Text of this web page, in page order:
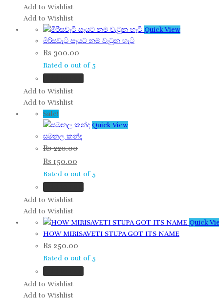
Add to Wishlist
Add to Wishlist
Quick View
මිරිසවැටි සෑයට නම වැටුන හැටි
Rs 300.00
Rated 0 out of 5
Add to Wishlist
Add to Wishlist
Sale!
Quick View
සමනල කන්ද
Rs220.00
Rs 150.00
Rated 0 out of 5
Add to Wishlist
Add to Wishlist
Quick
HOW MIRISAVETI STUPA GOT ITS NAME
Rs 250.00
Rated 0 out of 5
Add to Wishlist
Add to Wishlist